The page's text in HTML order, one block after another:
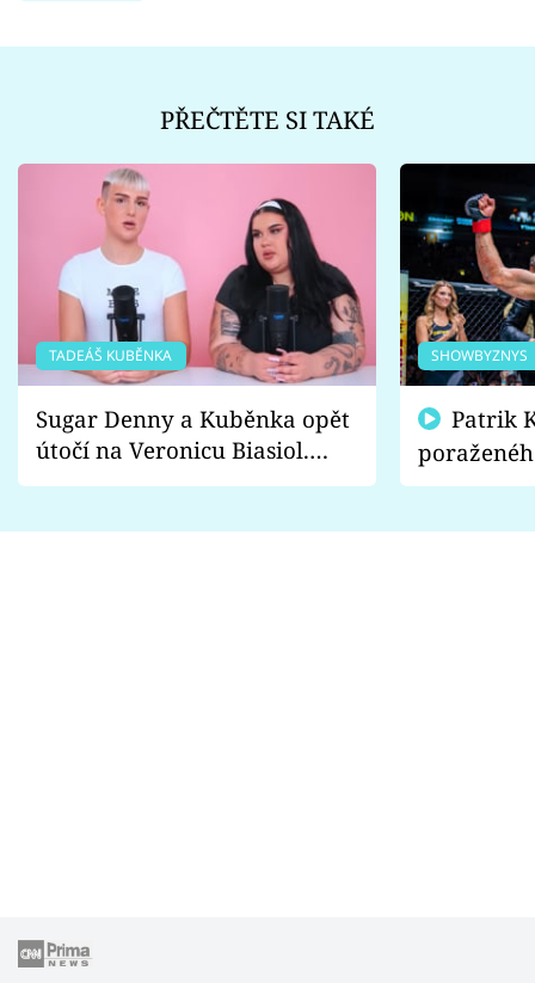
PŘEČTĚTE SI TAKÉ
TADEÁŠ KUBĚNKA
Sugar Denny a Kuběnka opět
útočí na Veronicu Biasiol.
Proč je podle nich falešná a
SHOWBYZNYS
fanoušci